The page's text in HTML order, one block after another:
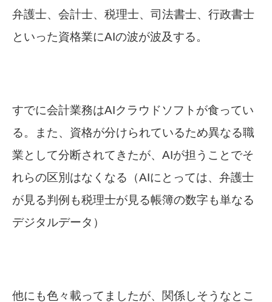
弁護士、会計士、税理士、司法書士、行政書士
といった資格業にAIの波が波及する。
すでに会計業務はAIクラウドソフトが食ってい
る。
また、資格が分けられているため異なる職
業として分断されてきたが、AIが担うことでそ
れらの区別はなくなる （AIにとっては、弁護士
が見る判例も税理士が見る帳簿の数字も単なる
デジタルデータ）
他にも色々載ってましたが、関係しそうなとこ